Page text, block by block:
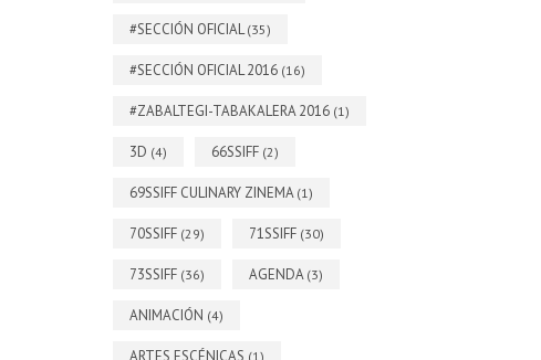
#SECCIÓN OFICIAL(35)
#SECCIÓN OFICIAL 2016 (16)
#ZABALTEGI-TABAKALERA 2016 (1)
3D (4) 66SSIFF (2)
69SSIFF CULINARY ZINEMA (1)
70SSIFF (29) 71SSIFF (30)
73SSIFF (36) AGENDA (3)
ANIMACIÓN (4)
ARTES ESCÉNICAS (1)